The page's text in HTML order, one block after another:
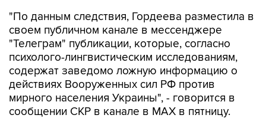
"По данным следствия, Гордеева разместила в
своем публичном канале в мессенджере
"Телеграм" публикации, которые, согласно
психолого-лингвистическим исследованиям,
содержат заведомо ложную информацию о
действиях Вооруженных сил РФ против
мирного населения Украины", - говорится в
сообщении СКР в канале в MAX в пятницу.